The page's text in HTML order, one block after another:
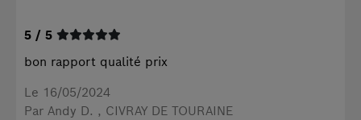
5 / 5
bon rapport qualité prix
Le 16/05/2024
Par Andy D. , CIVRAY DE TOURAINE